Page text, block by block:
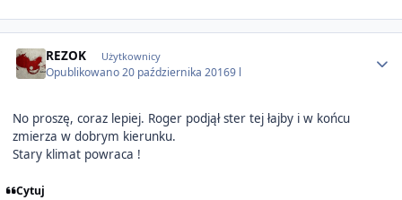
REZOK Użytkownicy
Opublikowano20 października 20169 l
No proszę, coraz lepiej. Roger podjął ster tej łajby i w końcu
zmierza w dobrym kierunku.
Stary klimat powraca !
Cytuj